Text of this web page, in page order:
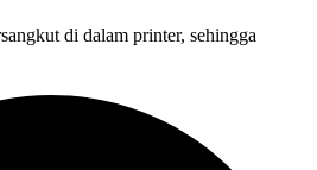
di dalam printer, sehingga